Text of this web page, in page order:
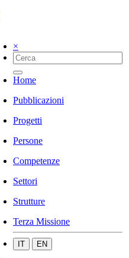
×
Home
Pubblicazioni
Progetti
Persone
Competenze
Settori
Strutture
Terza Missione
IT EN